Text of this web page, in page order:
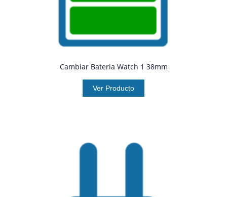
Cambiar Bateria Watch 1 38mm
Ver Producto